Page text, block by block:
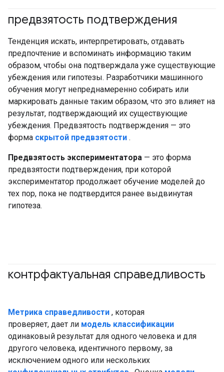
предвзятость подтверждения#ответственный
Тенденция искать, интерпретировать, отдавать
предпочтение и вспоминать информацию таким
образом, чтобы она подтверждала уже существующие
убеждения или гипотезы. Разработчики машинного
обучения могут непреднамеренно собирать или
маркировать данные таким образом, что это влияет на
результат, подтверждающий их существующие
убеждения. Предвзятость подтверждения — это
форма скрытой предвзятости .
Предвзятость экспериментатора — это форма
предвзятости подтверждения, при которой
экспериментатор продолжает обучение моделей до
тех пор, пока не подтвердится ранее выдвинутая
гипотеза.
контрфактуальная справедливость
Метрика справедливости , которая
проверяет, дает ли модель классификации
одинаковый результат для одного человека и для
другого человека, идентичного первому, за
исключением одного или нескольких